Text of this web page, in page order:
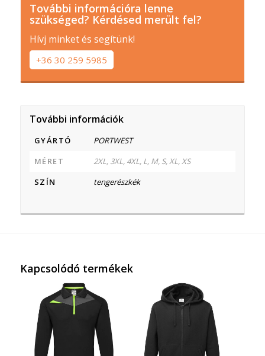
További információra lenne
szükséged? Kérdésed merült fel?
Hívj minket és segítünk!
+36 30 259 5985
További információk
GYÁRTÓ
PORTWEST
MÉRET
2XL, 3XL, 4XL, L, M, S, XL, XS
SZÍN
tengerészkék
Kapcsolódó termékek